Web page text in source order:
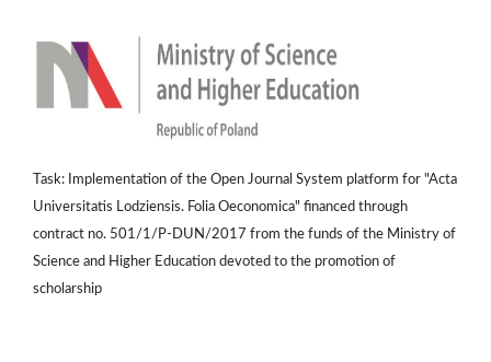
Task: Implementation of the Open Journal System platform for "Acta
Universitatis Lodziensis. Folia Oeconomica" financed through
contract no. 501/1/P-DUN/2017 from the funds of the Ministry of
Science and Higher Education devoted to the promotion of
scholarship